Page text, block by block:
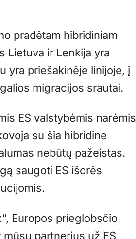
pradėtam hibridiniam
Lietuva ir Lenkija yra
yra priešakinėje linijoje, į
migracijos srautai.
ES valstybėmis narėmis
su šia hibridine
nebūtų pažeistas.
saugoti ES išorės
Europos prieglobsčio
partnerius už ES